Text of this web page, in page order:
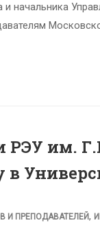
начальника
РЭУ им.
И ПРЕПОДАВАТЕЛЕЙ,